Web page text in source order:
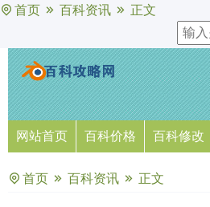
首页 百科资讯 正文
网站首页 百科价格 百科修改
首页 百科资讯 正文